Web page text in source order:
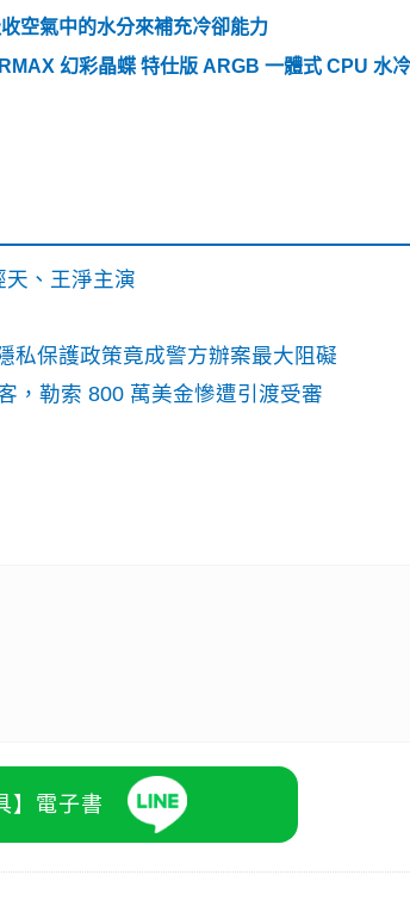
空氣中的水分來補充冷卻能力
幻彩晶蝶 特仕版 ARGB 一體式 CPU 水
天、王淨主演
私保護政策竟成警方辦案最大阻礙
，勒索 800 萬美金慘遭引渡受審
】電子書